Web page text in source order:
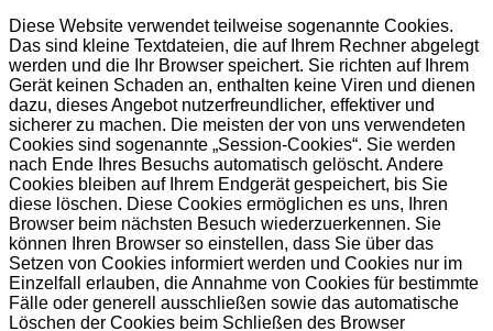
Diese Website verwendet teilweise sogenannte Cookies.
Das sind kleine Textdateien, die auf Ihrem Rechner abgelegt
werden und die Ihr Browser speichert. Sie richten auf Ihrem
Gerät keinen Schaden an, enthalten keine Viren und dienen
dazu, dieses Angebot nutzerfreundlicher, effektiver und
sicherer zu machen. Die meisten der von uns verwendeten
Cookies sind sogenannte „Session-Cookies“. Sie werden
nach Ende Ihres Besuchs automatisch gelöscht. Andere
Cookies bleiben auf Ihrem Endgerät gespeichert, bis Sie
diese löschen. Diese Cookies ermöglichen es uns, Ihren
Browser beim nächsten Besuch wiederzuerkennen. Sie
können Ihren Browser so einstellen, dass Sie über das
Setzen von Cookies informiert werden und Cookies nur im
Einzelfall erlauben, die Annahme von Cookies für bestimmte
Fälle oder generell ausschließen sowie das automatische
Löschen der Cookies beim Schließen des Browser